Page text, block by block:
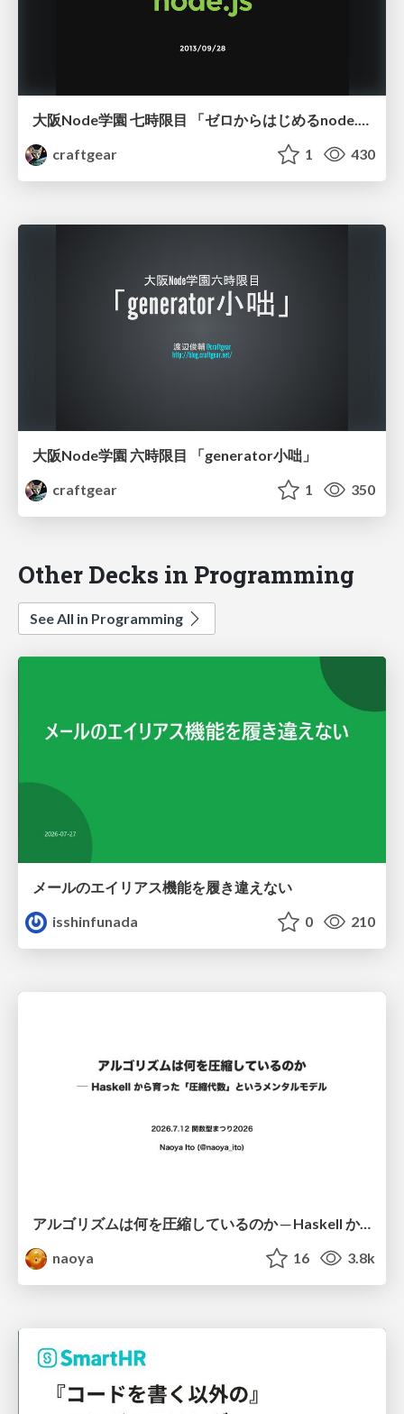
craftgear
1 430
大阪Node学園 六時限目 「generator小咄」
craftgear
1 350
Other Decks in Programming
See All in Programming
メールのエイリアス機能を履き違えない
isshinfunada
0 210
アルゴリズムは何を圧縮しているのか ─ Haskell から育った「圧縮代数」というメンタルモデル
naoya
16 3.8k